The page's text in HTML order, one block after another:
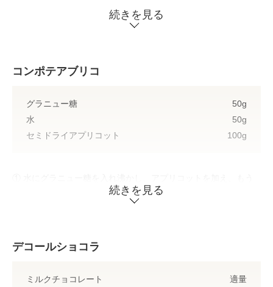
すべての材料を混ぜ、Brix58°まで炊く。
続きを見る
コンポテアブリコ
グラニュー糖
50g
水
50g
セミドライアプリコット
100g
続きを見る
デコールショコラ
ミルクチョコレート 適量